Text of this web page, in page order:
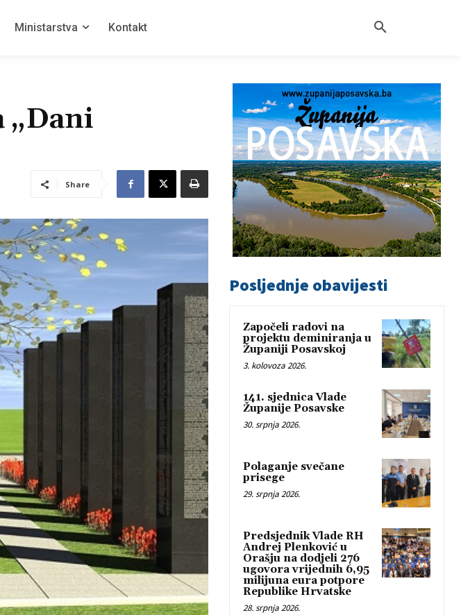
Ministarstva Kontakt
„Dani
Share
Posljednje obavijesti
Započeli radovi na
projektu deminiranja u
Županiji Posavskoj
3. kolovoza 2026.
141. sjednica Vlade
Županije Posavske
30. srpnja 2026.
Polaganje svečane
prisege
29. srpnja 2026.
Predsjednik Vlade RH
Andrej Plenković u
Orašju na dodjeli 276
ugovora vrijednih 6,95
milijuna eura potpore
Republike Hrvatske
28. srpnja 2026.